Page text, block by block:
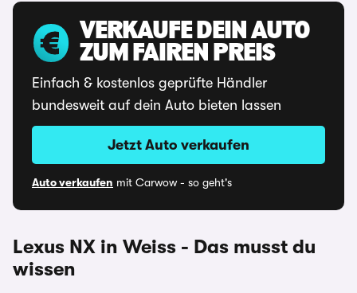
VERKAUFE DEIN AUTO
ZUM FAIREN PREIS
Einfach & kostenlos geprüfte Händler
bundesweit auf dein Auto bieten lassen
Jetzt Auto verkaufen
Auto verkaufen mit Carwow - so geht's
Lexus NX in Weiss - Das musst du
wissen